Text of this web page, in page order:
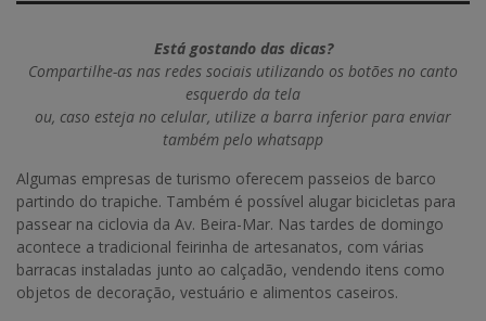
Está gostando das dicas?
Compartilhe-as nas redes sociais utilizando os botões no canto
esquerdo da tela
ou, caso esteja no celular, utilize a barra inferior para enviar
também pelo whatsapp
Algumas empresas de turismo oferecem passeios de barco
partindo do trapiche. Também é possível alugar bicicletas para
passear na ciclovia da Av. Beira-Mar. Nas tardes de domingo
acontece a tradicional feirinha de artesanatos, com várias
barracas instaladas junto ao calçadão, vendendo itens como
objetos de decoração, vestuário e alimentos caseiros.